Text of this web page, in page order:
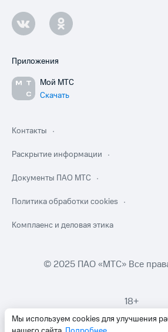
Мы используем cookies для улучшения
Приложения
Мой МТС
Скачать
Контакты
Раскрытие информации
Документы ПАО МТС
Политика обработки cookies
Комплаенс и деловая этика
© 2025 ПАО «МТС» Все
18+